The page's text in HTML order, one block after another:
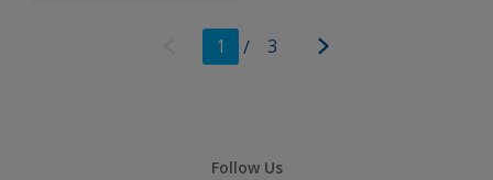
1 / 3
Follow Us